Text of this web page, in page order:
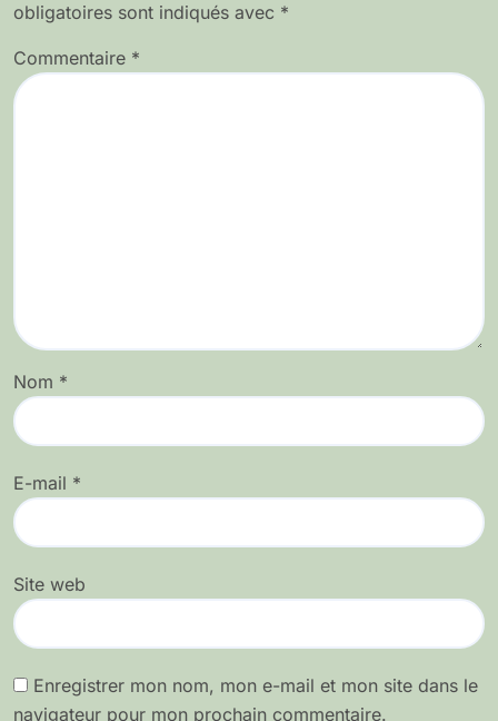
obligatoires sont indiqués avec *
Commentaire *
Nom *
E-mail *
Site web
Enregistrer mon nom, mon e-mail et mon site dans le
navigateur pour mon prochain commentaire.